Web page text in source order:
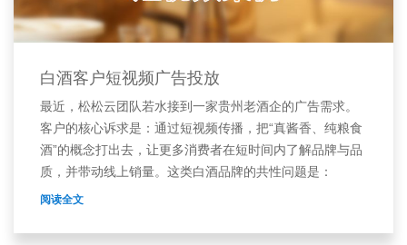
白酒客户短视频广告投放
最近，松松云团队若水接到一家贵州老酒企的广告需求。
客户的核心诉求是：通过短视频传播，把“真酱香、纯粮食
酒”的概念打出去，让更多消费者在短时间内了解品牌与品
质，并带动线上销量。这类白酒品牌的共性问题是：
阅读全文